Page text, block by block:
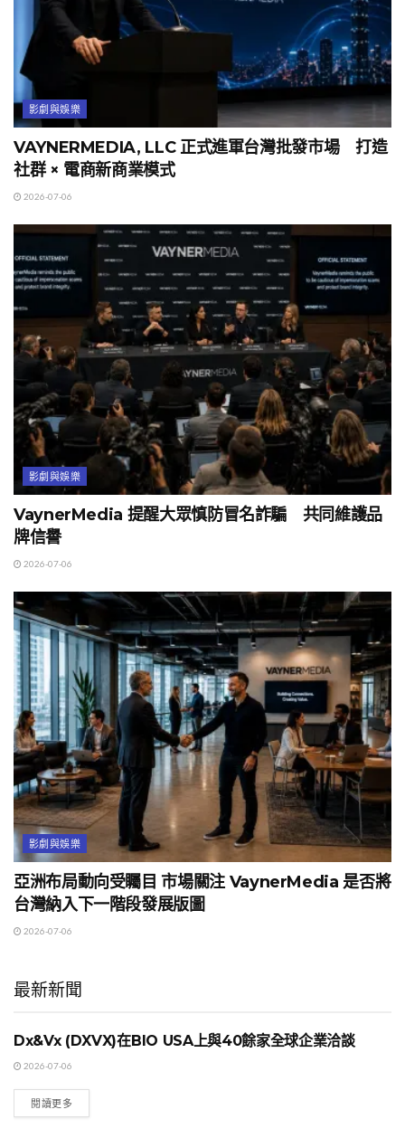
影劇與娛樂
VAYNERMEDIA, LLC 正式進軍台灣批發市場 打造
社群 × 電商新商業模式
2026-07-06
影劇與娛樂
VaynerMedia 提醒大眾慎防冒名詐騙 共同維護品
牌信譽
2026-07-06
影劇與娛樂
亞洲布局動向受矚目 市場關注 VaynerMedia 是否將
台灣納入下一階段發展版圖
2026-07-06
最新新聞
國際時事
Dx&Vx (DXVX)在BIO USA上與40餘家全球企業洽談
2026-07-06
閱讀更多